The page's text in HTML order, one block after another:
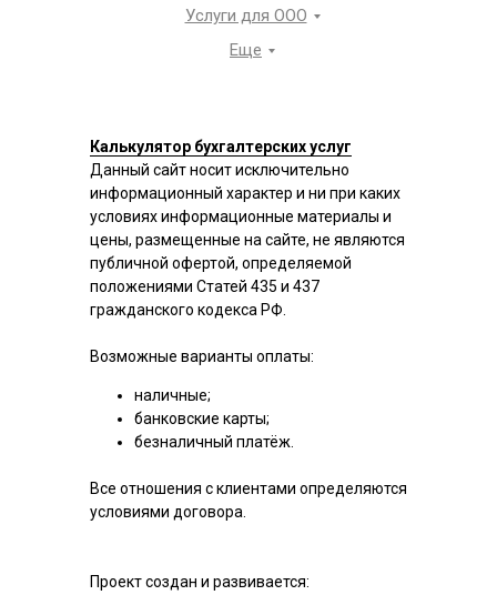
Услуги для ООО
Еще
Калькулятор бухгалтерских услуг
Данный сайт носит исключительно
информационный характер и ни при каких
условиях информационные материалы и
цены, размещенные на сайте, не являются
публичной офертой, определяемой
положениями Статей 435 и 437
гражданского кодекса РФ.
Возможные варианты оплаты:
наличные;
банковские карты;
безналичный платёж.
Все отношения с клиентами определяются
условиями договора.
Проект создан и развивается: